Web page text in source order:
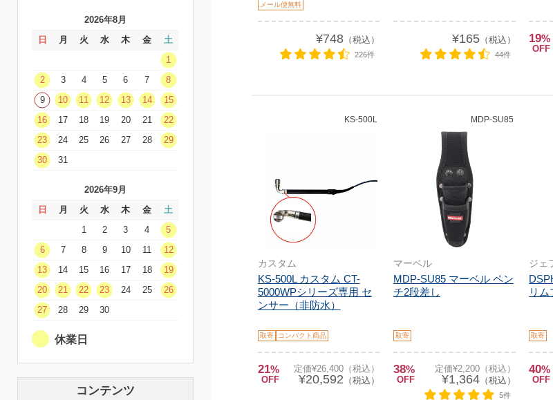
2026年8月
日
月 火 水 木 金
土
1
2
3 4 5 6 7
8
9
10 11 12 13 14
15
16
17 18 19 20 21
22
23
24 25 26 27 28
29
30
31
2026年9月
日
月 火 水 木 金
土
1
2 3 4
5
6
7 8 9 10 11
12
13
14 15 16 17 18
19
20
21 22 23 24 25
26
27
28 29 30
休業日
コンテンツ
メール便無料
¥748 （税込）
226件
¥165（税込）
44件
19%
OFF
KS-500L
カスタム
KS-500L カスタム CT-
5000WPシリーズ専用 セ
ンサー（非防水）
取寄 コンパクト商品
21%
OFF
定価¥26,400（税込）
¥20,592 （税込）
MDP-SU85
マーベル
MDP-SU85 マーベル ペン
チ2段差し
取寄
38%
OFF
定価¥2,200（税込）
¥1,364（税込）
5件
ジェ
リ
取寄
40%
OFF